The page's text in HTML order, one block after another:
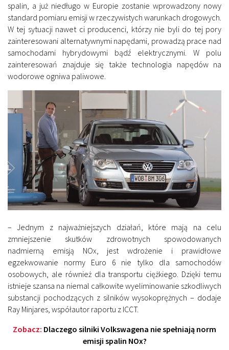
spalin, a już niedługo w Europie zostanie wprowadzony nowy
standard pomiaru emisji w rzeczywistych warunkach drogowych.
W tej sytuacji nawet ci producenci, którzy nie byli do tej pory
zainteresowani alternatywnymi napędami, prowadzą prace nad
samochodami hybrydowymi bądź elektrycznymi. W polu
zainteresowań znajduje się także technologia napędów na
wodorowe ogniwa paliwowe.
– Jednym z najważniejszych działań, które mają na celu
zmniejszenie skutków zdrowotnych spowodowanych
nadmierną emisją NOx, jest wdrożenie i prawidłowe
egzekwowanie normy Euro 6 nie tylko dla samochodów
osobowych, ale również dla transportu ciężkiego. Dzięki temu
istnieje szansa na niemal całkowite wyeliminowanie szkodliwych
substancji pochodzących z silników wysokoprężnych – dodaje
Ray Minjares, współautor raportu z ICCT.
Zobacz: Dlaczego silniki Volkswagena nie spełniają norm
emisji spalin NOx?